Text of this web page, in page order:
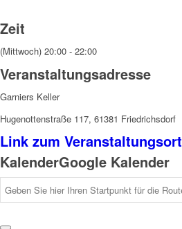
Zeit
(Mittwoch) 20:00 - 22:00
Veranstaltungsadresse
Garniers Keller
Hugenottenstraße 117, 61381 Friedrichsdorf
Link zum Veranstaltungsort
KalenderGoogle Kalender